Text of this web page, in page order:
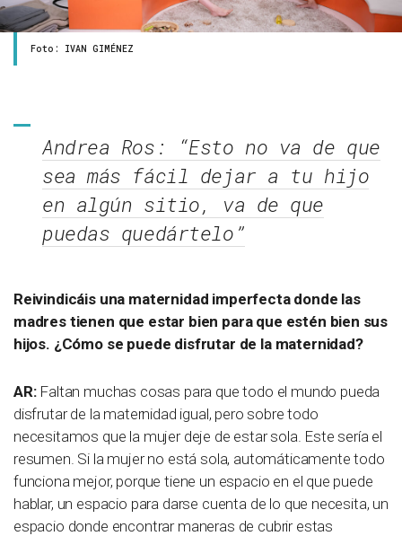
Foto: IVAN GIMÉNEZ
Andrea Ros: “Esto no va de que
sea más fácil dejar a tu hijo
en algún sitio, va de que
puedas quedártelo”
Reivindicáis una maternidad imperfecta donde las
madres tienen que estar bien para que estén bien sus
hijos. ¿Cómo se puede disfrutar de la maternidad?
AR:Faltan muchas cosas para que todo el mundo pueda
disfrutar de la maternidad igual, pero sobre todo
necesitamos que la mujer deje de estar sola. Este sería el
resumen. Si la mujer no está sola, automáticamente todo
funciona mejor, porque tiene un espacio en el que puede
hablar, un espacio para darse cuenta de lo que necesita, un
espacio donde encontrar maneras de cubrir estas